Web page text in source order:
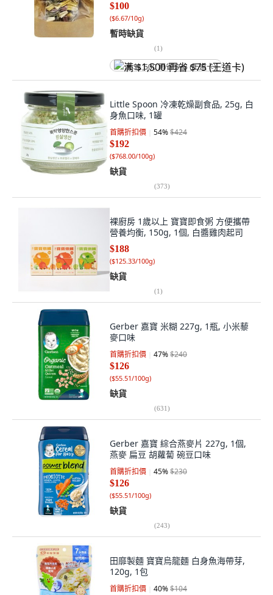
$100
($6.67/10g)
暫時缺貨
(1)
满 $1,500 再省 $75 (王道卡)
Little Spoon 冷凍乾燥副食品, 25g, 白
身魚口味, 1罐
首購折扣價 54%$424
$192
($768.00/100g)
缺貨
(373)
裸廚房 1歲以上 寶寶即食粥 方便攜帶
營養均衡, 150g, 1個, 白醬雞肉起司
$188
($125.33/100g)
缺貨
(1)
Gerber 嘉寶 米糊 227g, 1瓶, 小米藜
麥口味
首購折扣價 47%$240
$126
($55.51/100g)
缺貨
(631)
Gerber 嘉寶 綜合燕麥片 227g, 1個,
燕麥 扁豆 胡蘿蔔 碗豆口味
首購折扣價 45%$230
$126
($55.51/100g)
缺貨
(243)
田靡製麵 寶寶烏龍麵 白身魚海帶芽,
120g, 1包
首購折扣價 40%$104